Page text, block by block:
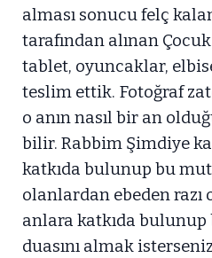
alması sonucu felç
tarafından alınan
tablet, oyuncaklar,
teslim ettik. Fotoğraf
o anın nasıl bir an
bilir. Rabbim Şimdiye
katkıda bulunup bu
olanlardan ebeden razı
anlara katkıda
duasını almak